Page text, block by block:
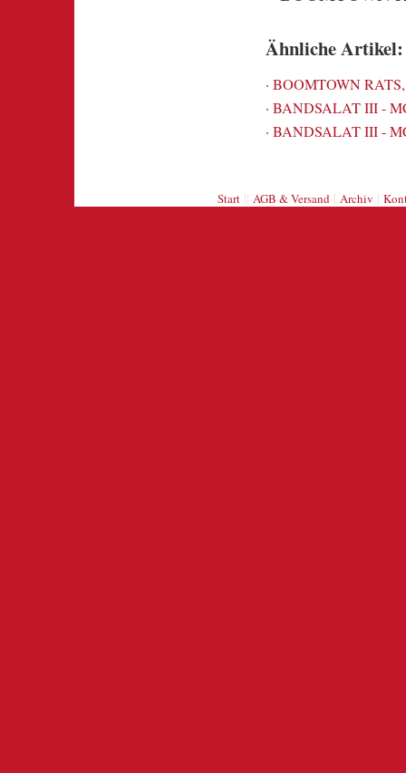
Ähnliche Artikel:
· BOOMTOWN
· BANDSALAT III -
· BANDSALAT III -
Start|| AGB & Versand| Archiv |